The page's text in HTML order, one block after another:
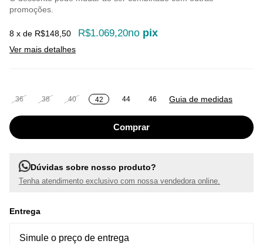
promoções.
8 x de R$148,50 R$1.069,20no pix
Ver mais detalhes
36 38 40 42 44 46 Guia de medidas
Dúvidas sobre nosso produto?
Tenha atendimento exclusivo com nossa vendedora online.
Entrega
Entregas para o CEP:
Simule o preço de entrega